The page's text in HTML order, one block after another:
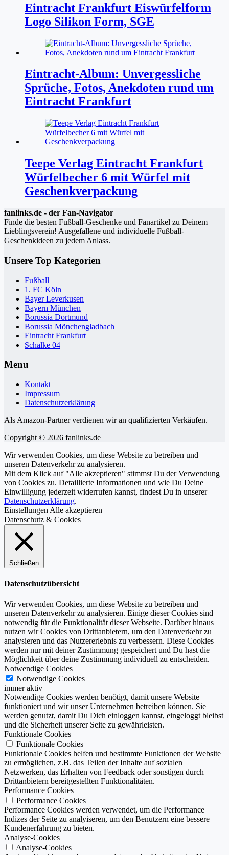
Eintracht Frankfurt Eiswürfelform
Logo Silikon Form, SGE
Eintracht-Album: Unvergessliche
Sprüche, Fotos, Anekdoten rund um
Eintracht Frankfurt
Teepe Verlag Eintracht Frankfurt
Würfelbecher 6 mit Würfel mit
Geschenkverpackung
fanlinks.de - der Fan-Navigator
Finde die besten Fußball-Geschenke und Fanartikel zu Deinem
Lieblingsverein! Ausgefallene und individuelle Fußball-
Geschenkideen zu jedem Anlass.
Unsere Top Kategorien
Fußball
1. FC Köln
Bayer Leverkusen
Bayern München
Borussia Dortmund
Borussia Mönchengladbach
Eintracht Frankfurt
Schalke 04
Menu
Kontakt
Impressum
Datenschutzerklärung
Als Amazon-Partner verdienen wir an qualifizierten Verkäufen.
Copyright © 2026 fanlinks.de
Wir verwenden Cookies, um diese Website zu betreiben und
unseren Datenverkehr zu analysieren.
Mit dem Klick auf "Alle akzeptieren" stimmst Du der Verwendung
von Cookies zu. Detaillierte Informationen und wie Du Deine
Einwilligung jederzeit widerrufen kannst, findest Du in unserer
Datenschutzerklärung.
Einstellungen Alle akzeptieren
Datenschutz & Cookies
Schließen
Datenschutzübersicht
Wir verwenden Cookies, um diese Website zu betreiben und
unseren Datenverkehr zu analysieren. Einige dieser Cookies sind
notwendig für die Funktionalität dieser Webseite. Darüber hinaus
nutzen wir Cookies von Drittanbietern, um den Datenverkehr zu
analysieren und das Nutzererlebnis zu verbessern. Diese Cookies
werden nur mit deiner Zustimmung gespeichert und Du hast die
Möglichkeit über deine Zustimmung individuell zu entscheiden.
Notwendige Cookies
Notwendige Cookies
immer aktiv
Notwendige Cookies werden benötigt, damit unsere Website
funktioniert und wir unser Unternehmen betreiben können. Sie
werden genutzt, damit Du Dich einloggen kannst, eingeloggt bleibst
und die Sicherheit unserer Seite zu gewährleisten.
Funktionale Cookies
Funktionale Cookies
Funktionale Cookies helfen und bestimmte Funktionen der Website
zu ermöglichen, z.B. das Teilen der Inhalte auf sozialen
Netzwerken, das Erhalten von Feedback oder sonstigen durch
Drittanbietern bereitgestellten Funktionalitäten.
Performance Cookies
Performance Cookies
Performance Cookies werden verwendet, um die Performance
Indizes der Seite zu analyiseren, um den Benutzern eine bessere
Kundenerfahrung zu bieten.
Analyse-Cookies
Analyse-Cookies